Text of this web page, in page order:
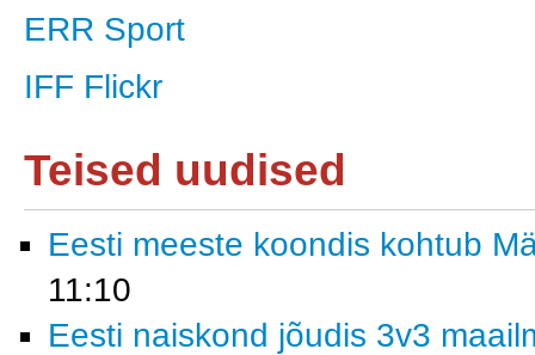
ERR Sport
IFF Flickr
Teised uudised
Eesti meeste koondis kohtub
11:10
Eesti naiskond jõudis 3v3